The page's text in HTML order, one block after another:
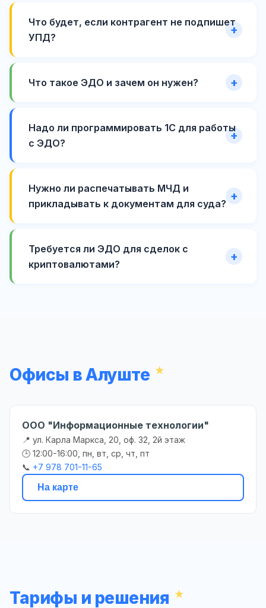
Что будет, если контрагент не подпишет
УПД?
Что такое ЭДО и зачем он нужен?
Надо ли программировать 1С для работы
с ЭДО?
Нужно ли распечатывать МЧД и
прикладывать к документам для суда?
Требуется ли ЭДО для сделок с
криптовалютами?
Офисы в Алуште
ООО "Информационные технологии"
📍 ул. Карла Маркса, 20, оф. 32, 2й этаж
🕒 12:00-16:00, пн, вт, ср, чт, пт
📞 +7 978 701-11-65
На карте
Тарифы и решения